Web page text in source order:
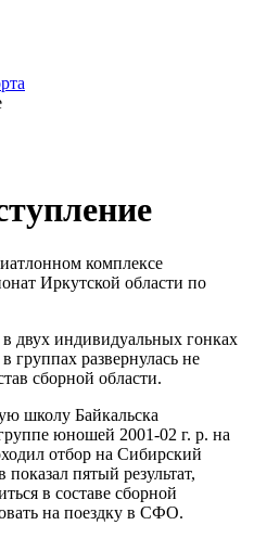
комплексе
Иркутской области по
двух индивидуальных гонках
группах развернулась не
сборной области.
школу Байкальска
юношей 2001-02 г. р. на
отбор на Сибирский
пятый результат,
в составе сборной
на поездку в СФО.